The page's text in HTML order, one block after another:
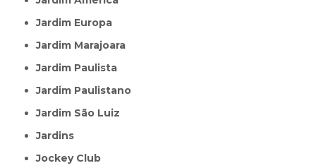
Jardim Europa
Jardim Marajoara
Jardim Paulista
Jardim Paulistano
Jardim São Luiz
Jardins
Jockey Club